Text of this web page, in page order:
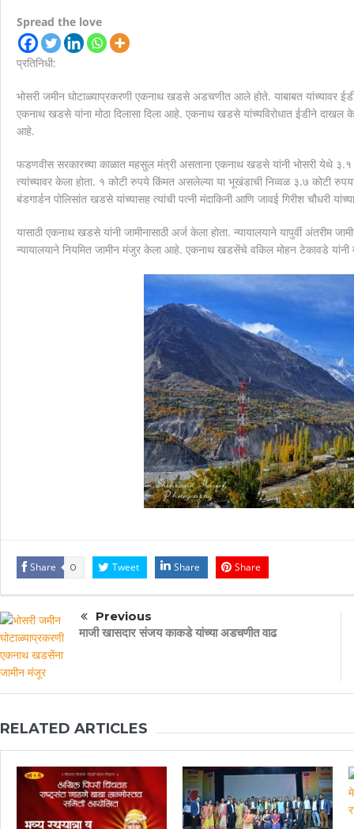
Spread the love
प्रतिनिधी:
भोसरी जमीन घोटाळ्याप्रकरणी एकनाथ खडसे अडचणीत आले होते. याबाबत यांच्यावर
एकनाथ खडसे यांना मोठा दिलासा दिला आहे. एकनाथ खडसे यांच्यविरोधात ईडीने दाखल
आहे.
फडणवीस सरकारच्या काळात महसुल मंत्री असताना एकनाथ खडसे यांनी भोसरी येथे ३.१
त्यांच्यावर केला होता. १ कोटी रुपये किंमत असलेल्या या भूखंडाची निव्वळ ३.७ कोटी
बंडगार्डन पोलिसांत खडसे यांच्यासह त्यांची पत्नी मंदाकिनी आणि जावई गिरीश चौधरी
यासाठी एकनाथ खडसे यांनी जामीनासाठी अर्ज केला होता. न्यायालयाने यापुर्वी अंतरीम
न्यायालयाने नियमित जामीन मंजुर केला आहे. एकनाथ खडसेंचे वकिल मोहन टेकावडे यांनी
Share 0 Tweet Share Share
Previous
माजी खासदार संजय काकडे यांच्या अडचणीत वाढ
RELATED ARTICLES